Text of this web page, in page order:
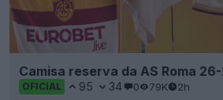
Camisa reserva da AS Roma
OFICIAL 95 34 0 79K 2h